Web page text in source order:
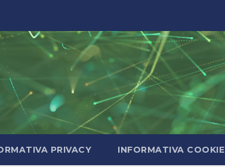
PRIVACY INFORMATIVA COOKIE